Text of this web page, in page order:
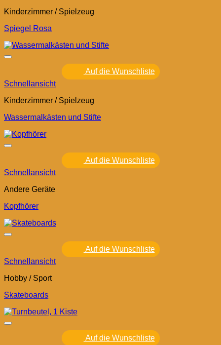
Kinderzimmer / Spielzeug
Spiegel Rosa
Auf die Wunschliste
Schnellansicht
Kinderzimmer / Spielzeug
Wassermalkästen und Stifte
Auf die Wunschliste
Schnellansicht
Andere Geräte
Kopfhörer
Auf die Wunschliste
Schnellansicht
Hobby / Sport
Skateboards
Auf die Wunschliste